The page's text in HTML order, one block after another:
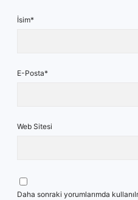
İsim*
E-Posta*
Web Sitesi
Daha sonraki yorumlarımda